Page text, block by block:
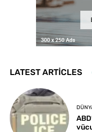
LATEST ARTICLES